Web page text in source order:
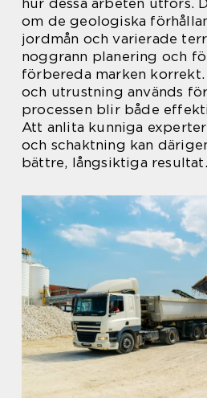
hur dessa arbeten utförs.
om de geologiska
jordmån och varierade
noggrann planering och
förbereda marken
och utrustning används
processen blir både
Att anlita kunniga
och schaktning kan
bättre, långsiktiga resultat.